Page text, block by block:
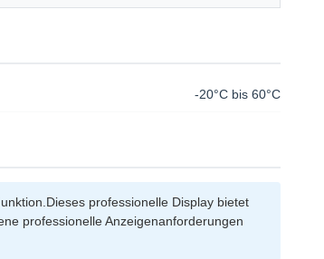
-20°C bis 60°C
professionelle Display bietet
professionelle Anzeigenanforderungen